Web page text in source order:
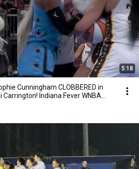
5:18
Cunningham CLOBBERED in
Carrington! Indiana Fever WNBA